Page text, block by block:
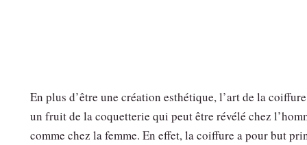
En plus d’être une création esthétique, l’art de la
un fruit de la coquetterie qui peut être révélé chez
comme chez la femme. En effet, la coiffure a pour but